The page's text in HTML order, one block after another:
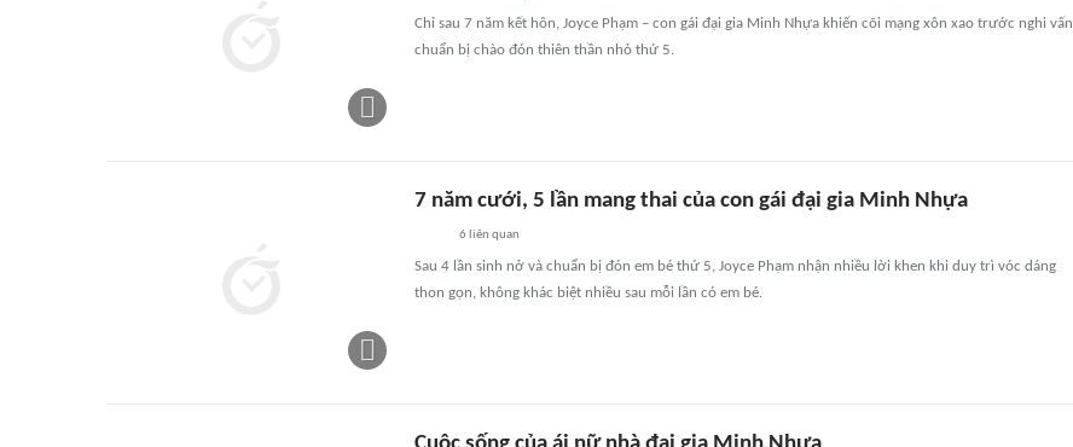
Chỉ sau 7 năm kết hôn, Joyce Phạm – con gái đại gia Minh Nhựa khiến cõi mạng xôn xao trước nghi vấn
chuẩn bị chào đón thiên thần nhỏ thứ 5.
7 năm cưới, 5 lần mang thai của con gái đại gia Minh Nhựa
6 liên quan
Sau 4 lần sinh nở và chuẩn bị đón em bé thứ 5, Joyce Phạm nhận nhiều lời khen khi duy trì vóc dáng
thon gọn, không khác biệt nhiều sau mỗi lần có em bé.